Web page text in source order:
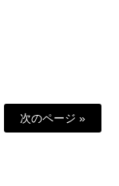
次のページ »